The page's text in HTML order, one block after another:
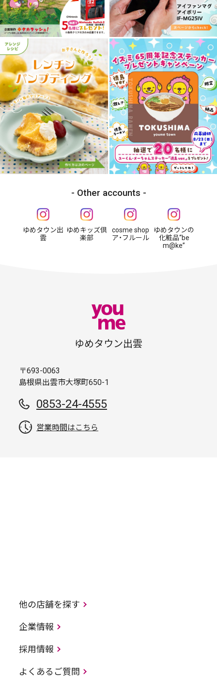
Other accounts
ゆめタウン出
雲
ゆめキッズ倶
楽部
cosme shop
ア・フルール
ゆめタウンの
化粧品“be
m@ke”
ゆめタウン出雲
〒693-0063
島根県出雲市大塚町650-1
0853-24-4555
営業時間はこちら
他の店舗を探す
企業情報
採用情報
よくあるご質問